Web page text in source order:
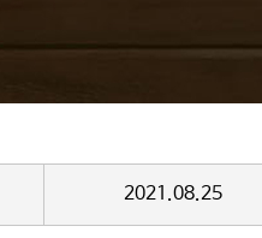
2021.08.25